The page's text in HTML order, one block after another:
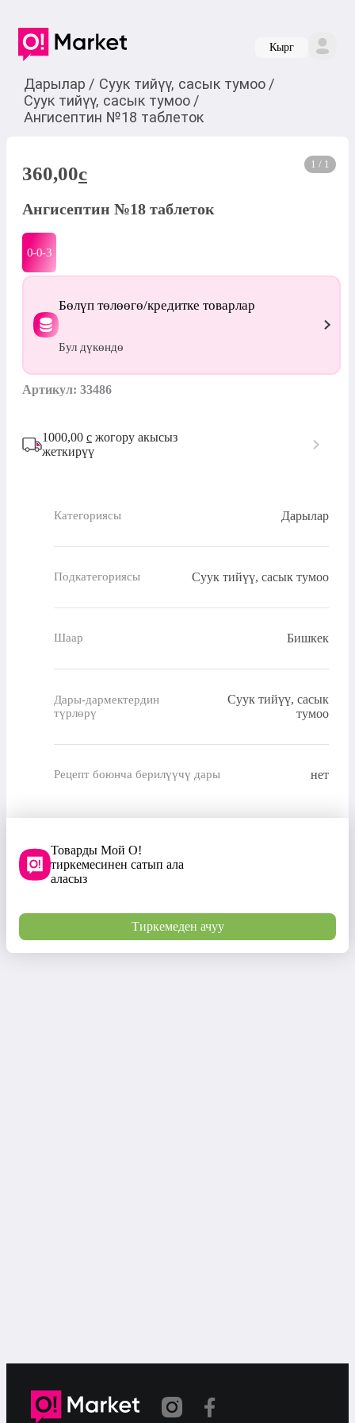
Кырг
Дарылар / Суук тийүү, сасык тумоо /
Суук тийүү, сасык тумоо /
Ангисептин №18 таблеток
1 / 1
360,00c
Ангисептин №18 таблеток
0-0-3
Бөлүп төлөөгө/кредитке товарлар
Бул дүкөндө
Артикул: 33486
1000,00 с жогору акысыз
жеткирүү
Категориясы Дарылар
Подкатегориясы Суук тийүү, сасык тумоо
Шаар Бишкек
Дары-дармектердин
түрлөрү
Суук тийүү, сасык
тумоо
Рецепт боюнча берилүүчү дары нет
Товарды Мой О!
тиркемесинен сатып ала
аласыз
Тиркемеден ачуу